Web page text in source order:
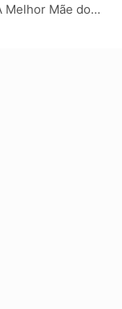
Melhor Mãe do…